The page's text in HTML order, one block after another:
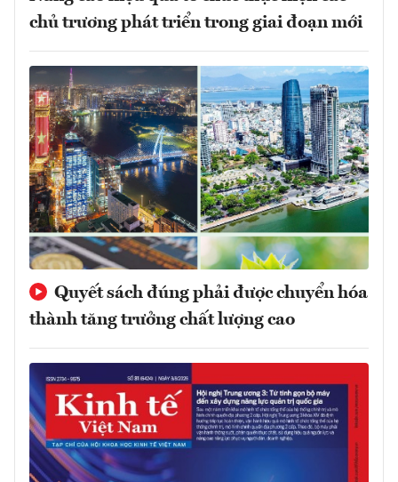
chủ trương phát triển trong giai đoạn mới
Quyết sách đúng phải được chuyển hóa
thành tăng trưởng chất lượng cao